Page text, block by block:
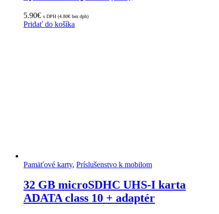
5.90€ s DPH (4.80€ bez dph)
Pridať do košíka
Pamäťové karty, Príslušenstvo k mobilom
32 GB microSDHC UHS-I karta
ADATA class 10 + adaptér